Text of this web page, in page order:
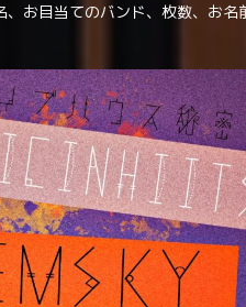
お目当てのバンド、枚数、お名